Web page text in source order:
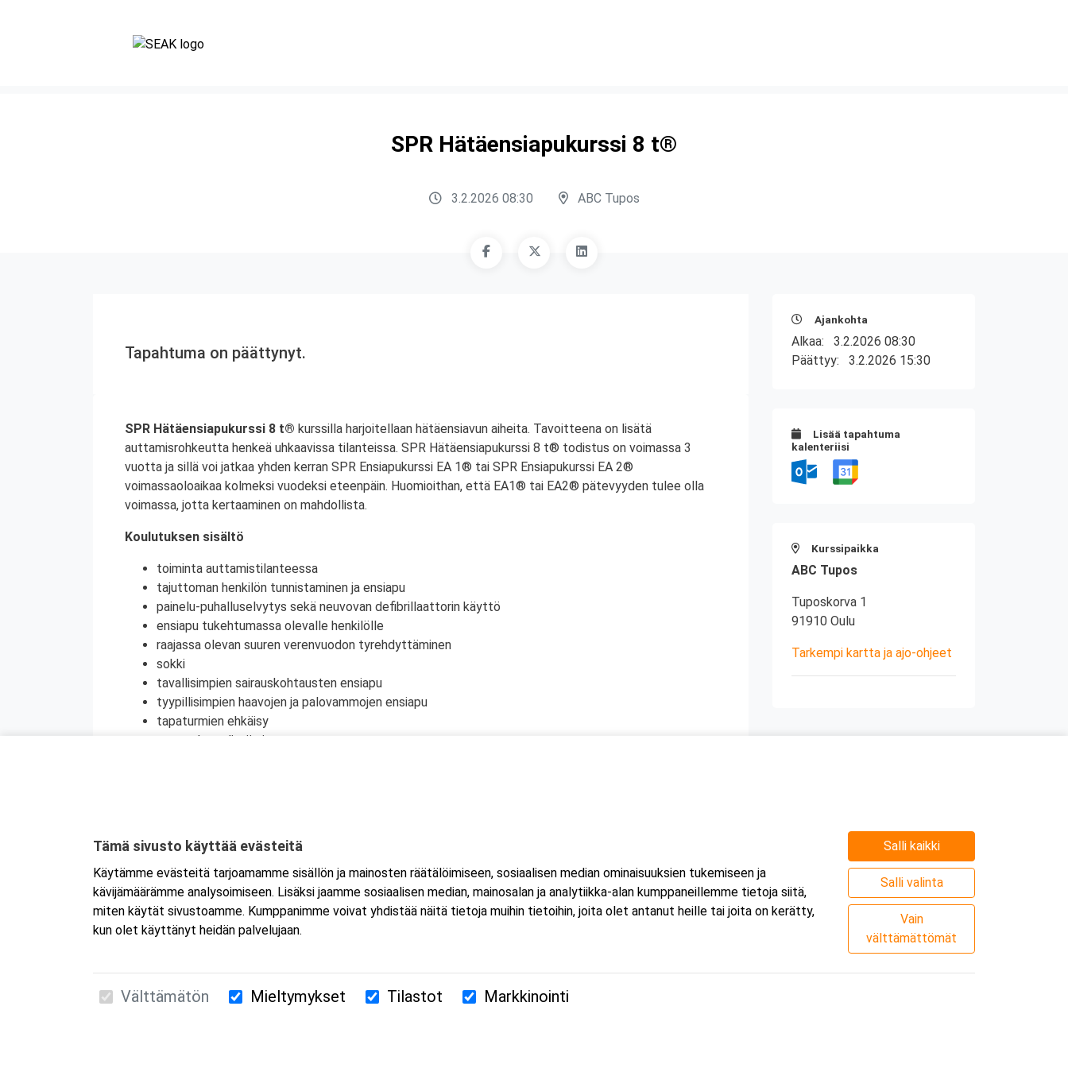
SPR Hätäensiapukurssi 8 t®
3.2.2026 08:30 ABC Tupos
Tapahtuma on päättynyt.
SPR Hätäensiapukurssi 8 t® kurssilla harjoitellaan hätäensiavun aiheita. Tavoitteena on lisätä
auttamisrohkeutta henkeä uhkaavissa tilanteissa. SPR Hätäensiapukurssi 8 t® todistus on voimassa 3
vuotta ja sillä voi jatkaa yhden kerran SPR Ensiapukurssi EA 1® tai SPR Ensiapukurssi EA 2®
voimassaoloaikaa kolmeksi vuodeksi eteenpäin. Huomioithan, että EA1® tai EA2® pätevyyden tulee olla
voimassa, jotta kertaaminen on mahdollista.
Koulutuksen sisältö
toiminta auttamistilanteessa
tajuttoman henkilön tunnistaminen ja ensiapu
painelu-puhalluselvytys sekä neuvovan defibrillaattorin käyttö
ensiapu tukehtumassa olevalle henkilölle
raajassa olevan suuren verenvuodon tyrehdyttäminen
sokki
tavallisimpien sairauskohtausten ensiapu
tyypillisimpien haavojen ja palovammojen ensiapu
tapaturmien ehkäisy
terveyden edistäminen
Ajankohta
Alkaa: 3.2.2026 08:30
Päättyy: 3.2.2026 15:30
Lisää tapahtuma
kalenteriisi
Kurssipaikka
ABC Tupos
Tuposkorva 1
91910 Oulu
Tarkempi kartta ja ajo-ohjeet
Suomen Ensiapukoulutus Oy / Valimotie 21 / 00380 Helsinki
Tämä sivusto käyttää evästeitä
Käytämme evästeitä tarjoamamme sisällön ja mainosten räätälöimiseen, sosiaalisen median ominaisuuksien tukemiseen ja
kävijämäärämme analysoimiseen. Lisäksi jaamme sosiaalisen median, mainosalan ja analytiikka-alan kumppaneillemme tietoja siitä,
miten käytät sivustoamme. Kumppanimme voivat yhdistää näitä tietoja muihin tietoihin, joita olet antanut heille tai joita on kerätty,
kun olet käyttänyt heidän palvelujaan.
Salli kaikki
Salli valinta
Vain
välttämättömät
Välttämätön Mieltymykset Tilastot Markkinointi